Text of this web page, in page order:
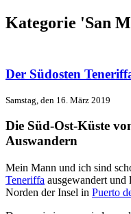
Kategorie 'San
Der Südosten
Samstag, den 16. März 2019
Die Süd-Ost-Küste
Auswandern
Mein Mann und ich sind
Teneriffa ausgewandert und
Norden der Insel in Puerto